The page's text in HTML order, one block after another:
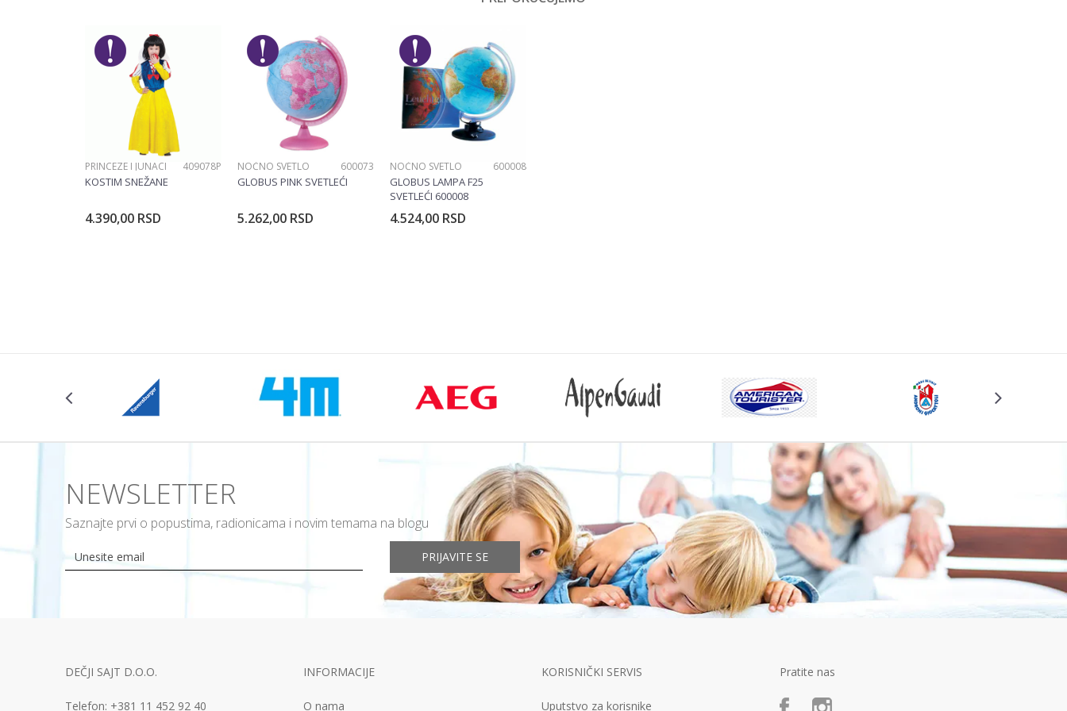
POŠALJI
PRINCEZE I JUNACI 409078P
KOSTIM SNEŽANE
4.390,00 RSD
NOĆNO SVETLO 600073
GLOBUS PINK SVETLEĆI
5.262,00 RSD
NOĆNO SVETLO 600008
GLOBUS LAMPA F25
SVETLEĆI 600008
4.524,00 RSD
NEWSLETTER
Saznajte prvi o popustima, radionicama i novim temama na blogu
PRIJAVITE SE
DEČJI SAJT D.O.O.
Telefon: +381 11 452 92 40
INFORMACIJE
O nama
KORISNIČKI SERVIS
Uputstvo za korisnike
Pratite nas